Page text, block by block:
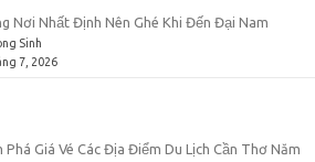
Nơi Nhất Định Nên Ghé Khi Đến Đại Nam
Sinh
7, 2026
Phá Giá Vé Các Địa Điểm Du Lịch Cần Thơ Năm